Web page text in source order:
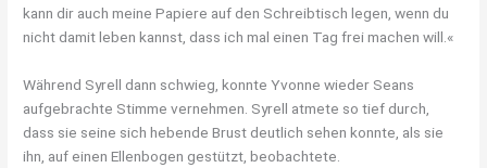
kann dir auch meine Papiere auf den Schreibtisch legen, wenn du
nicht damit leben kannst, dass ich mal einen Tag frei machen will.«
Während Syrell dann schwieg, konnte Yvonne wieder Seans
aufgebrachte Stimme vernehmen. Syrell atmete so tief durch,
dass sie seine sich hebende Brust deutlich sehen konnte, als sie
ihn, auf einen Ellenbogen gestützt, beobachtete.